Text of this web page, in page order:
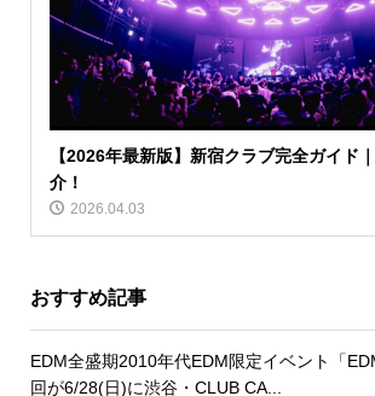
【2026年最新版】新宿クラブ完全ガイド
介！
2026.04.03
おすすめ記事
EDM全盛期2010年代EDM限定イベント「
回が6/28(日)に渋谷・CLUB CA...